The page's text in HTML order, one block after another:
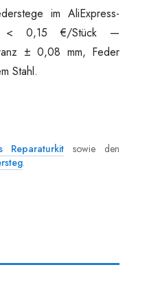
im AliExpress-
< 0,15 €/Stück —
± 0,08 mm, Feder
Stahl.
Reparaturkit sowie den
.